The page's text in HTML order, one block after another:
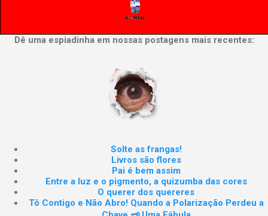
Dê uma espiadinha em nossas postagens mais recentes:
Solte as frangas!
Livros são flores
Pai é bem assim
Entre a luz e o pigmento, a quizumba das cores
O querer dos quereres
Tô Contigo e Não Abro! Quando a Polarização Perdeu a